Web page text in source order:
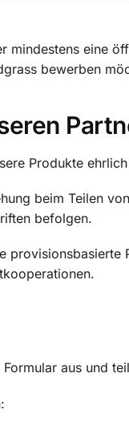
mindestens eine
bewerben
Produkte
beim Teilen
befolgen.
Formular aus und